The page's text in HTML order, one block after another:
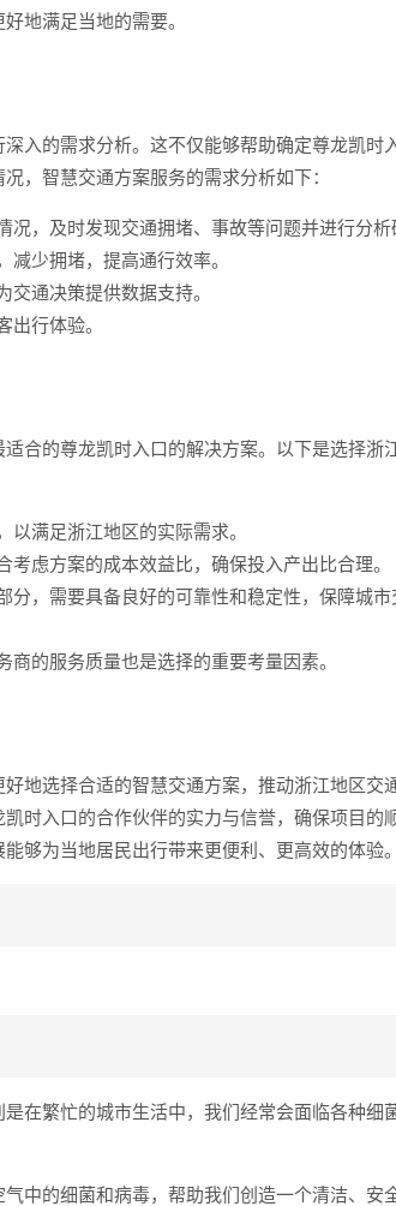
地满足当地的需要。
入的需求分析。这不仅能够帮助确定尊龙凯时
，智慧交通方案服务的需求分析如下：
，及时发现交通拥堵、事故等问题并进行分析
少拥堵，提高通行效率。
通决策提供数据支持。
行体验。
合的尊龙凯时入口的解决方案。以下是选择浙
满足浙江地区的实际需求。
虑方案的成本效益比，确保投入产出比合理。
，需要具备良好的可靠性和稳定性，保障城市
的服务质量也是选择的重要考量因素。
地选择合适的智慧交通方案，推动浙江地区交
时入口的合作伙伴的实力与信誉，确保项目的
够为当地居民出行带来更便利、更高效的体验。
在繁忙的城市生活中，我们经常会面临各种细
中的细菌和病毒，帮助我们创造一个清洁、安